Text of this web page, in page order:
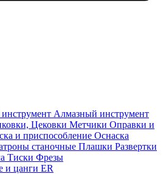
Алмазный инструмент
Цековки Метчики Оправки и
и приспособление Оснаска
станочные Плашки Развертки
Тиски Фрезы
и цанги ER